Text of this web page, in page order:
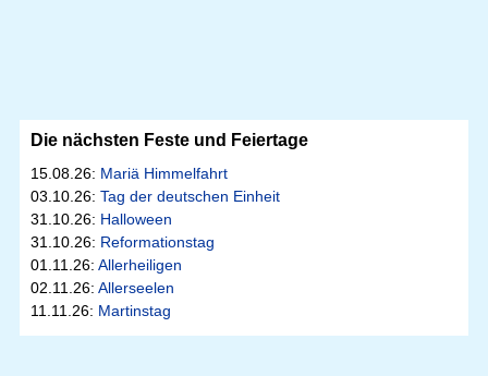
Die nächsten Feste und Feiertage
15.08.26: Mariä Himmelfahrt
03.10.26: Tag der deutschen Einheit
31.10.26: Halloween
31.10.26: Reformationstag
01.11.26: Allerheiligen
02.11.26: Allerseelen
11.11.26: Martinstag